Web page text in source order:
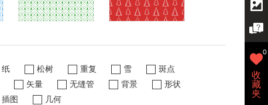
纸 松树 重复 雪
斑点
矢量 无缝管 背景
形状
插图
几何
收
藏
夹
0